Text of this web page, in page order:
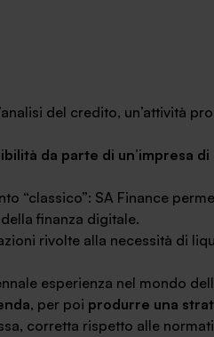
del credito, un’attività
da parte di un’impresa
“classico”: SA Finance
finanza digitale.
rivolte alla necessità di
esperienza nel mondo
, per poi produrre una
corretta rispetto alle